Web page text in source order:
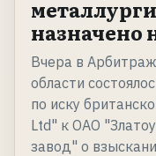
назначено
Вчера в
области
по иску
Ltd" к ОАО
завод" о